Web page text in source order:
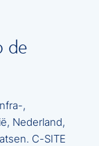
de
,
Nederland,
C-SITE